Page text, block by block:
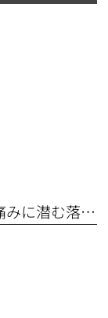
「治った」は勘違い？親知らずの痛みに潜む落とし穴